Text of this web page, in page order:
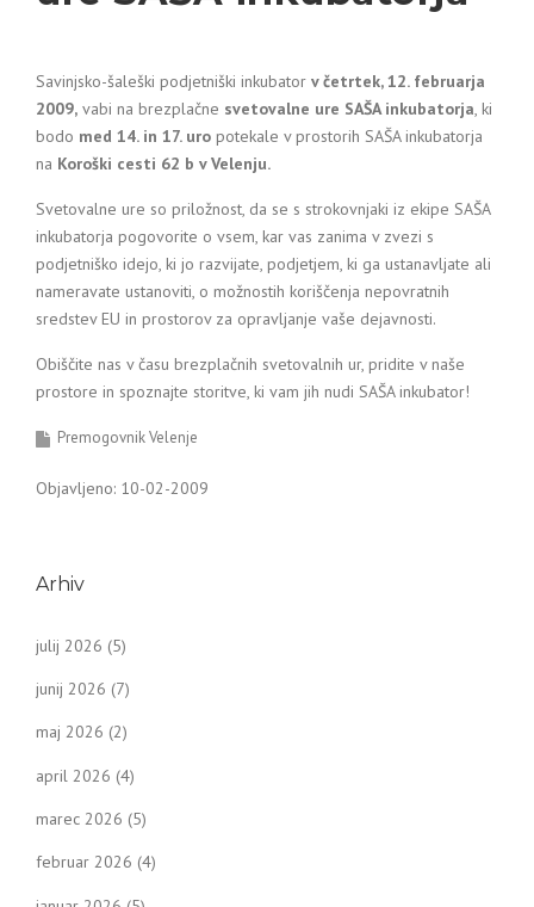
Savinjsko-šaleški podjetniški inkubator v četrtek, 12. februarja
2009, vabi na brezplačne svetovalne ure SAŠA inkubatorja, ki
bodo med 14. in 17. uro potekale v prostorih SAŠA inkubatorja
na Koroški cesti 62 b v Velenju.
Svetovalne ure so priložnost, da se s strokovnjaki iz ekipe SAŠA
inkubatorja pogovorite o vsem, kar vas zanima v zvezi s
podjetniško idejo, ki jo razvijate, podjetjem, ki ga ustanavljate ali
nameravate ustanoviti, o možnostih koriščenja nepovratnih
sredstev EU in prostorov za opravljanje vaše dejavnosti.
Obiščite nas v času brezplačnih svetovalnih ur, pridite v naše
prostore in spoznajte storitve, ki vam jih nudi SAŠA inkubator!
Premogovnik Velenje
Objavljeno: 10-02-2009
Arhiv
julij 2026 (5)
junij 2026 (7)
maj 2026 (2)
april 2026 (4)
marec 2026 (5)
februar 2026 (4)